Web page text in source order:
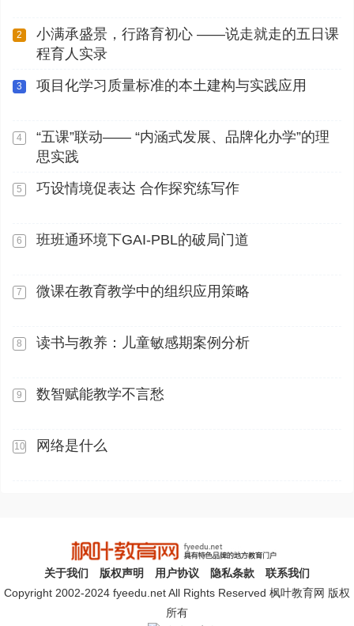
2
小满承盛景，行路育初心 ——说走就走的五日课
程育人实录
3 项目化学习质量标准的本土建构与实践应用
4
“五课”联动—— “内涵式发展、品牌化办学”的理
思实践
5 巧设情境促表达 合作探究练写作
6 班班通环境下GAI-PBL的破局门道
7 微课在教育教学中的组织应用策略
8 读书与教养：儿童敏感期案例分析
9 数智赋能教学不言愁
10 网络是什么
关于我们 版权声明 用户协议 隐私条款
联系我们
Copyright 2002-2024 fyeedu.net All Rights Reserved 枫叶教育网 版权
所有